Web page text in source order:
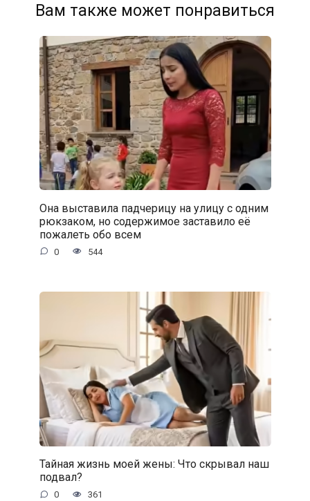
Вам также может понравиться
Она выставила падчерицу на улицу с одним
рюкзаком, но содержимое заставило её
пожалеть обо всем
0 544
Тайная жизнь моей жены: Что скрывал наш
подвал?
0 361